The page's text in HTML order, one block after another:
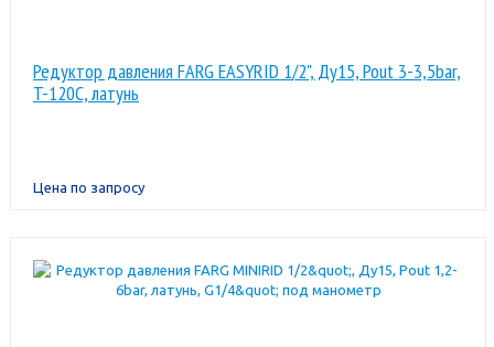
Редуктор давления FARG EASYRID 1/2", Ду15, Pout 3-3,5bar,
T-120C, латунь
Цена по запросу